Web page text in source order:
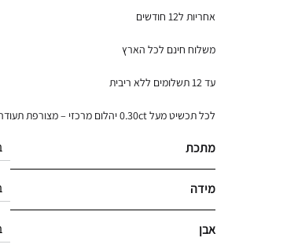
אחריות ל12 חודשים
משלוח חינם לכל הארץ
עד 12 תשלומים ללא ריבית
לכל תכשיט מעל 0.30ct יהלום מרכזי – מצורפת תעודה גמולוגית
מתכת
מידה
אבן